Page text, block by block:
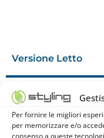
Per fornire le migliori
per memorizzare e/o
consenso a queste
Versione Letto
Bed / Bett / Lit /